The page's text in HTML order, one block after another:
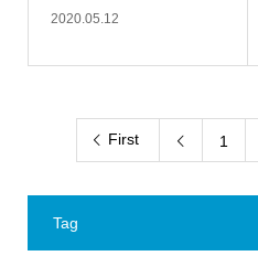
2020.05.12
First  1
Tag